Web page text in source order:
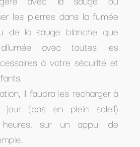
les pierres dans la fumée
de la sauge blanche que
avec toutes les
à votre sécurité et
il faudra les recharger à
jour (pas en plein soleil)
sur un appui de